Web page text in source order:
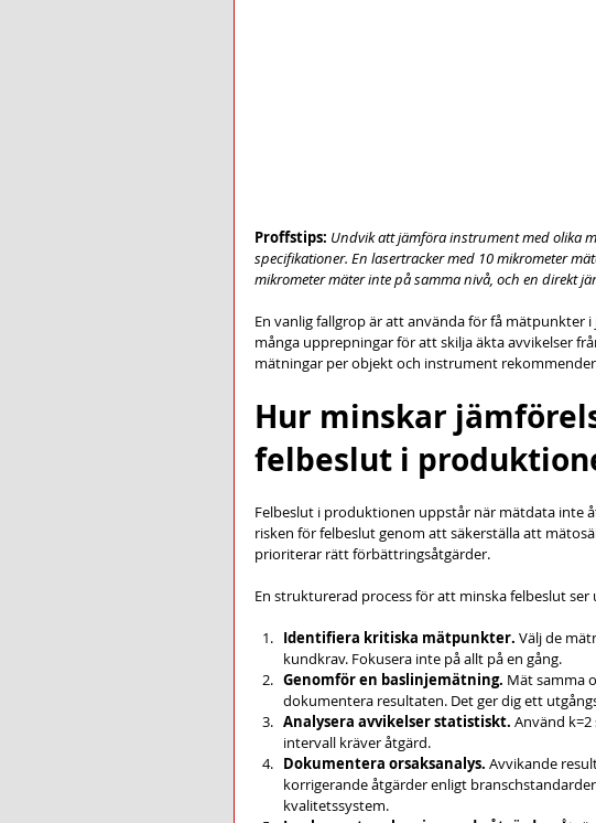
Proffstips: Undvik att jämföra instrument med olika
specifikationer. En lasertracker med 10 mikrometer
mikrometer mäter inte på samma nivå, och en direkt
En vanlig fallgrop är att använda för få mätpunkter
många upprepningar för att skilja äkta avvikelser
mätningar per objekt och instrument
Hur minskar
felbeslut i
Felbeslut i produktionen uppstår när mätdata inte
risken för felbeslut genom att säkerställa att
prioriterar rätt förbättringsåtgärder.
En strukturerad process för att minska felbeslut ser
Identifiera kritiska mätpunkter. Välj de
kundkrav. Fokusera inte på allt på en gång.
Genomför en baslinjemätning. Mät samma
dokumentera resultaten. Det ger dig ett
Analysera avvikelser statistiskt. Använd
intervall kräver åtgärd.
Dokumentera orsaksanalys. Avvikande
korrigerande åtgärder enligt
kvalitetssystem.